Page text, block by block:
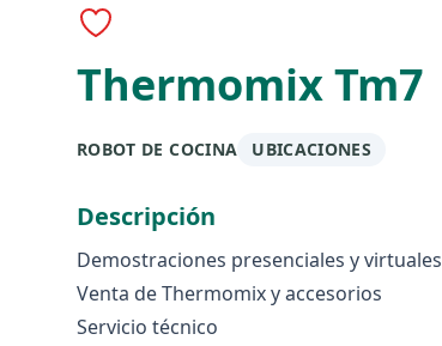
Thermomix Tm7
ROBOT DE COCINA UBICACIONES
Descripción
Demostraciones presenciales y virtuales
Venta de Thermomix y accesorios
Servicio técnico